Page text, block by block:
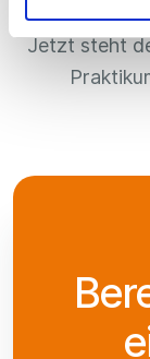
Jetzt steht